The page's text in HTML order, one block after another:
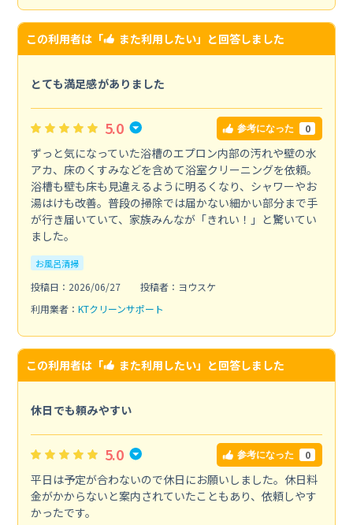
この利用者は「 また利用したい」と回答しました
とても満足感がありました
5.0 参考になった 0
ずっと気になっていた浴槽のエプロン内部の汚れや壁の水
アカ、床のくすみなどを含めて浴室クリーニングを依頼。
浴槽も壁も床も見違えるように明るくなり、シャワーやお
湯はけも改善。普段の掃除では届かない細かい部分まで手
が行き届いていて、家族みんなが「きれい！」と驚いてい
ました。
お風呂清掃
投稿日：2026/06/27
投稿者：ヨウスケ
利用業者： KTクリーンサポート
この利用者は「 また利用したい」と回答しました
休日でも頼みやすい
5.0 参考になった 0
平日は予定が合わないので休日にお願いしました。休日料
金がかからないと案内されていたこともあり、依頼しやす
かったです。